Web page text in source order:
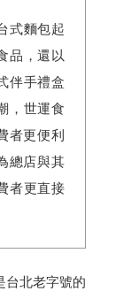
式麵包起
品，還以
伴手禮盒
，世運食
者更便利
總店與其
者更直接
台北老字號的